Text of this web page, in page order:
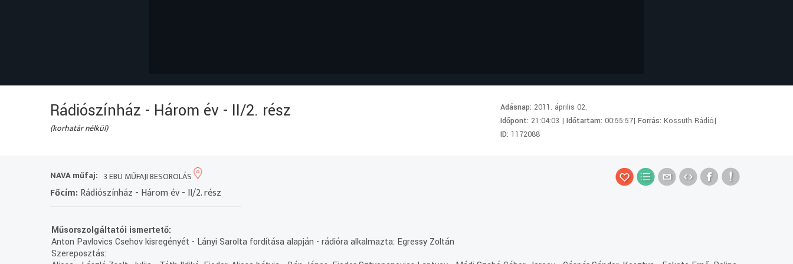
Rádiószínház - Három év - II/2. rész
(korhatár nélkül)
Adásnap:2011. április 02.
Időpont:21:04:03 |Időtartam:00:55:57|Forrás:Kossuth Rádió|
ID: 1172088
NAVA műfaj: 3 EBU MŰFAJI BESOROLÁS
Főcím:Rádiószínház - Három év - II/2. rész
Műsorszolgáltatói ismertető:
Anton Pavlovics Csehov kisregényét - Lányi Sarolta fordítása alapján - rádióra alkalmazta: Egressy Zoltán
Szereposztás: